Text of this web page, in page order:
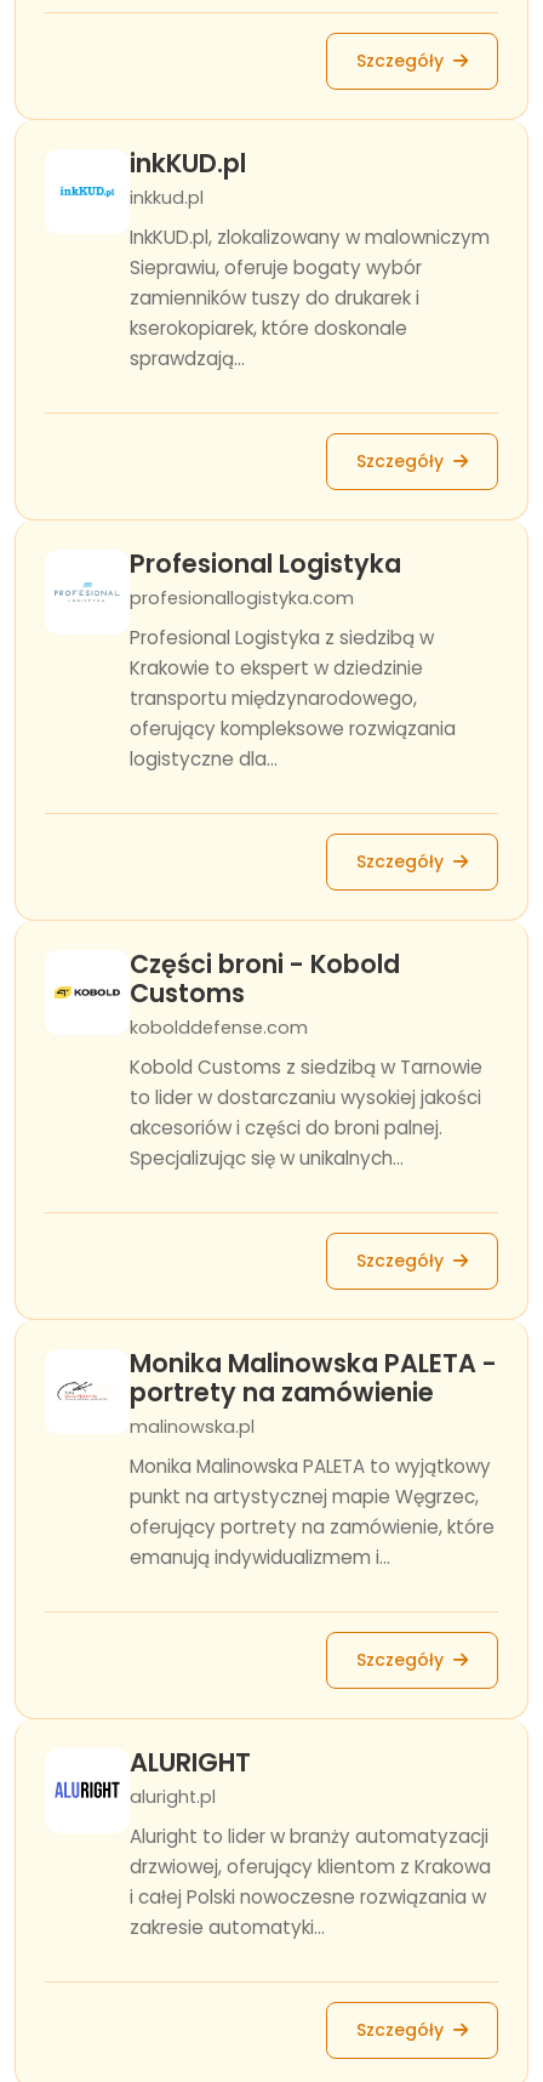
Szczegóły
inkKUD.pl
inkkud.pl
InkKUD.pl, zlokalizowany w malowniczym
Sieprawiu, oferuje bogaty wybór
zamienników tuszy do drukarek i
kserokopiarek, które doskonale
sprawdzają...
Szczegóły
Profesional Logistyka
profesionallogistyka.com
Profesional Logistyka z siedzibą w
Krakowie to ekspert w dziedzinie
transportu międzynarodowego,
oferujący kompleksowe rozwiązania
logistyczne dla...
Szczegóły
Części broni - Kobold
Customs
kobolddefense.com
Kobold Customs z siedzibą w Tarnowie
to lider w dostarczaniu wysokiej jakości
akcesoriów i części do broni palnej.
Specjalizując się w unikalnych...
Szczegóły
Monika Malinowska PALETA -
portrety na zamówienie
malinowska.pl
Monika Malinowska PALETA to wyjątkowy
punkt na artystycznej mapie Węgrzec,
oferujący portrety na zamówienie, które
emanują indywidualizmem i...
Szczegóły
ALURIGHT
aluright.pl
Aluright to lider w branży automatyzacji
drzwiowej, oferujący klientom z Krakowa
i całej Polski nowoczesne rozwiązania w
zakresie automatyki...
Szczegóły